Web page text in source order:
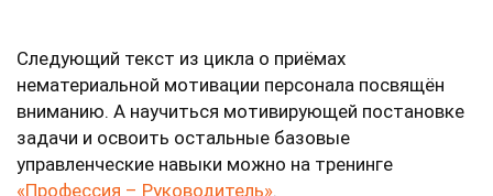
Следующий текст из цикла о приёмах
нематериальной мотивации персонала посвящён
вниманию. А научиться мотивирующей постановке
задачи и освоить остальные базовые
управленческие навыки можно на тренинге
«Профессия – Руководитель».